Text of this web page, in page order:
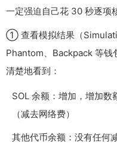
一定强迫自己花 30 秒逐项
① 查看模拟结果（
Phantom、Backpack 等钱
清楚地看到：
SOL 余额：增加，增加
（减去网络费）
其他代币余额：没有任何